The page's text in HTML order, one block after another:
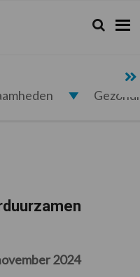
Zoeken...
Zoek
2024